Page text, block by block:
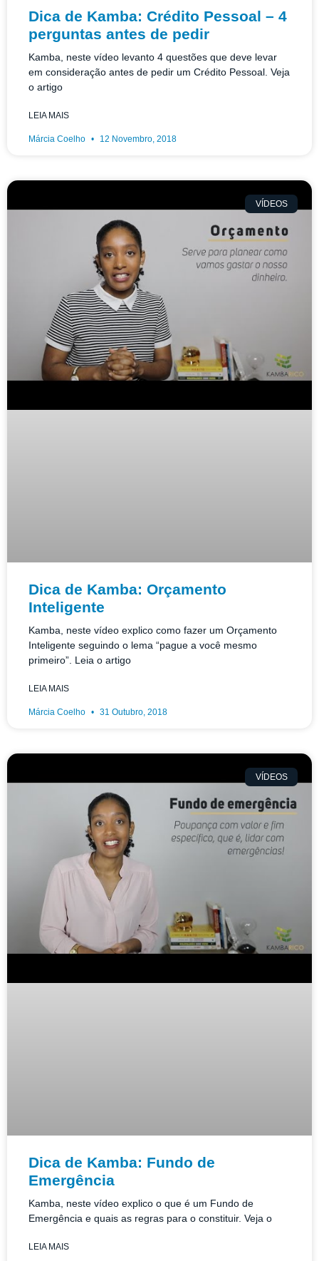
Dica de Kamba: Crédito Pessoal – 4
perguntas antes de pedir
Kamba, neste vídeo levanto 4 questões que deve levar
em consideração antes de pedir um Crédito Pessoal. Veja
o artigo
LEIA MAIS
Márcia Coelho 12 Novembro, 2018
VÍDEOS
Dica de Kamba: Orçamento
Inteligente
Kamba, neste vídeo explico como fazer um Orçamento
Inteligente seguindo o lema “pague a você mesmo
primeiro”. Leia o artigo
LEIA MAIS
Márcia Coelho 31 Outubro, 2018
VÍDEOS
Dica de Kamba: Fundo de
Emergência
Kamba, neste vídeo explico o que é um Fundo de
Emergência e quais as regras para o constituir. Veja o
LEIA MAIS